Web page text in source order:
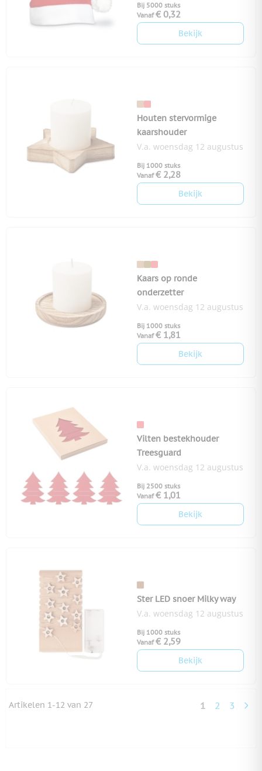
Bij 5000 stuks
Vanaf € 0,32
Bekijk
Houten stervormige
kaarshouder
V.a. woensdag 12 augustus
Bij 1000 stuks
Vanaf € 2,28
Bekijk
Kaars op ronde
onderzetter
V.a. woensdag 12 augustus
Bij 1000 stuks
Vanaf € 1,81
Bekijk
Vilten bestekhouder
Treesguard
V.a. woensdag 12 augustus
Bij 2500 stuks
Vanaf € 1,01
Bekijk
Ster LED snoer Milky way
V.a. woensdag 12 augustus
Bij 1000 stuks
Vanaf € 2,59
Bekijk
Artikelen 1-12 van 27 U lees
1 Pagina
2 Pagina
3